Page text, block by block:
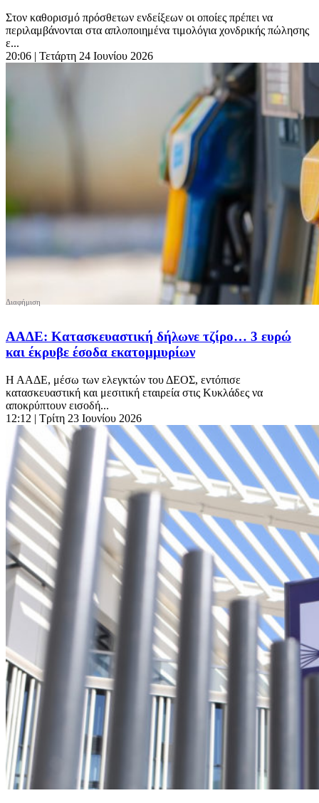
Στον καθορισμό πρόσθετων ενδείξεων οι οποίες πρέπει να
περιλαμβάνονται στα απλοποιημένα τιμολόγια χονδρικής πώλησης
ε...
20:06 | Τετάρτη 24 Ιουνίου 2026
ΑΑΔΕ: Κατασκευαστική δήλωνε τζίρο… 3 ευρώ
και έκρυβε έσοδα εκατομμυρίων
Η ΑΑΔΕ, μέσω των ελεγκτών του ΔΕΟΣ, εντόπισε
κατασκευαστική και μεσιτική εταιρεία στις Κυκλάδες να
αποκρύπτουν εισοδή...
12:12 | Τρίτη 23 Ιουνίου 2026